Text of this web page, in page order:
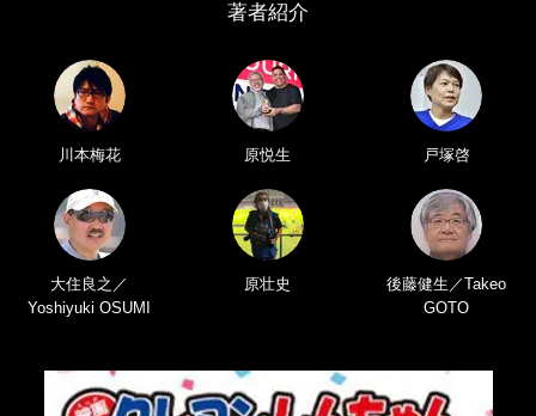
著者紹介
川本梅花 原悦生 戸塚啓
大住良之／
Yoshiyuki OSUMI
原壮史
後藤健生／Takeo
GOTO